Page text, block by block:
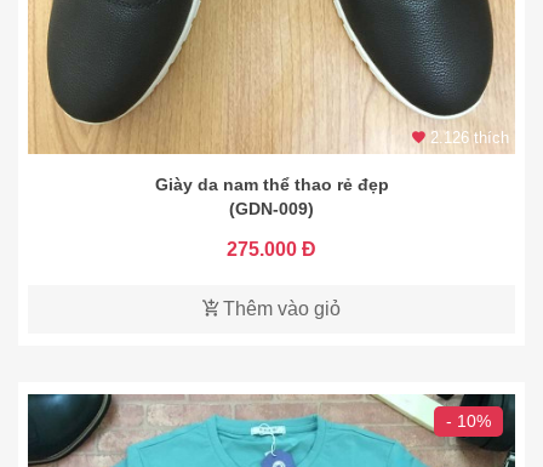
2.126 thích
Giày da nam thể thao rẻ đẹp
(GDN-009)
275.000 Đ
Thêm vào giỏ
- 10%